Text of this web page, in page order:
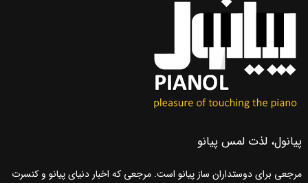
پیانول، لذت لمس پیانو
مرجعی برای دوستداران ساز پیانو است. مرجعی که اخبار دنیای پیانو و کنسرت